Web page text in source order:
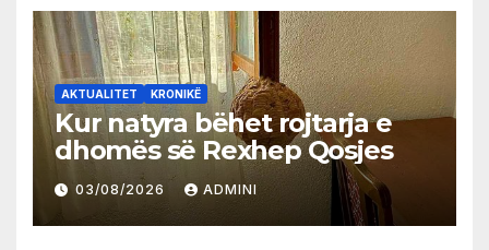
AKTUALITET KRONIKË
Kur natyra bëhet rojtarja e
dhomës së Rexhep Qosjes
03/08/2026 ADMINI